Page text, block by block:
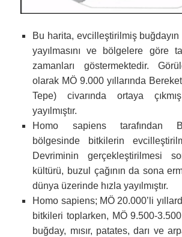
Bu harita, evcilleştirilmiş
yayılmasını ve bölgelere göre
zamanları göstermektedir.
olarak MÖ 9.000 yıllarında
Tepe) civarında ortaya
yayılmıştır.
Homo sapiens tarafından
bölgesinde bitkilerin
Devriminin gerçekleştirilmesi
kültürü, buzul çağının da sona
dünya üzerinde hızla yayılmıştır.
Homo sapiens; MÖ 20.000’li
bitkileri toplarken, MÖ 9.500-3.500
buğday, mısır, patates, darı ve